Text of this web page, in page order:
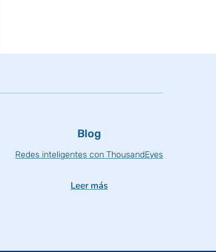
Blog
Redes inteligentes con ThousandEyes
Leer más